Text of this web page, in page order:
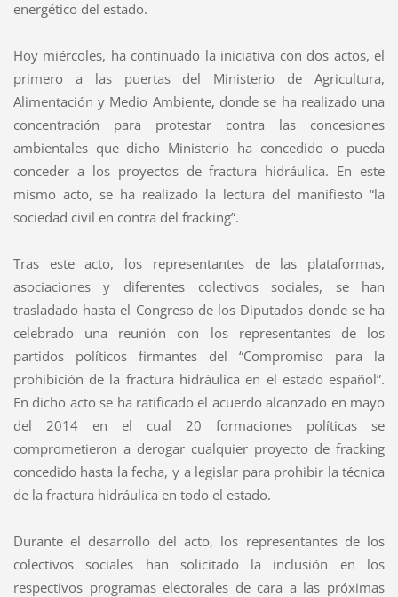
energético del estado.
Hoy miércoles, ha continuado la iniciativa con dos actos, el
primero a las puertas del Ministerio de Agricultura,
Alimentación y Medio Ambiente, donde se ha realizado una
concentración para protestar contra las concesiones
ambientales que dicho Ministerio ha concedido o pueda
conceder a los proyectos de fractura hidráulica. En este
mismo acto, se ha realizado la lectura del manifiesto “la
sociedad civil en contra del fracking”.
Tras este acto, los representantes de las plataformas,
asociaciones y diferentes colectivos sociales, se han
trasladado hasta el Congreso de los Diputados donde se ha
celebrado una reunión con los representantes de los
partidos políticos firmantes del “Compromiso para la
prohibición de la fractura hidráulica en el estado español”.
En dicho acto se ha ratificado el acuerdo alcanzado en mayo
del 2014 en el cual 20 formaciones políticas se
comprometieron a derogar cualquier proyecto de fracking
concedido hasta la fecha, y a legislar para prohibir la técnica
de la fractura hidráulica en todo el estado.
Durante el desarrollo del acto, los representantes de los
colectivos sociales han solicitado la inclusión en los
respectivos programas electorales de cara a las próximas